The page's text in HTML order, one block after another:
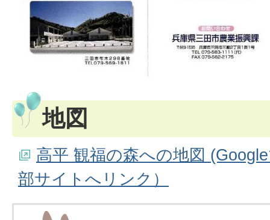
地図
高平 観福の森への地図
部サイトへリンク）